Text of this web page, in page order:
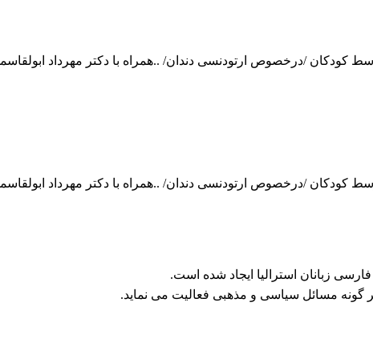
/درخصوص ارتودنسی دندان/ ..همراه با دکتر مهرداد
/درخصوص ارتودنسی دندان/ ..همراه با دکتر مهرداد
زبانان استرالیا ایجاد شده است.
گونه مسائل سیاسی و مذهبی فعالیت می نماید.